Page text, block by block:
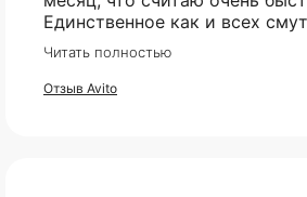
Единственное как и всех
оплата, но все прошло гладко.
товар тоже был хорошо, в
и в пупырке. Трек номер
Читать полностью
Отзыв Avito